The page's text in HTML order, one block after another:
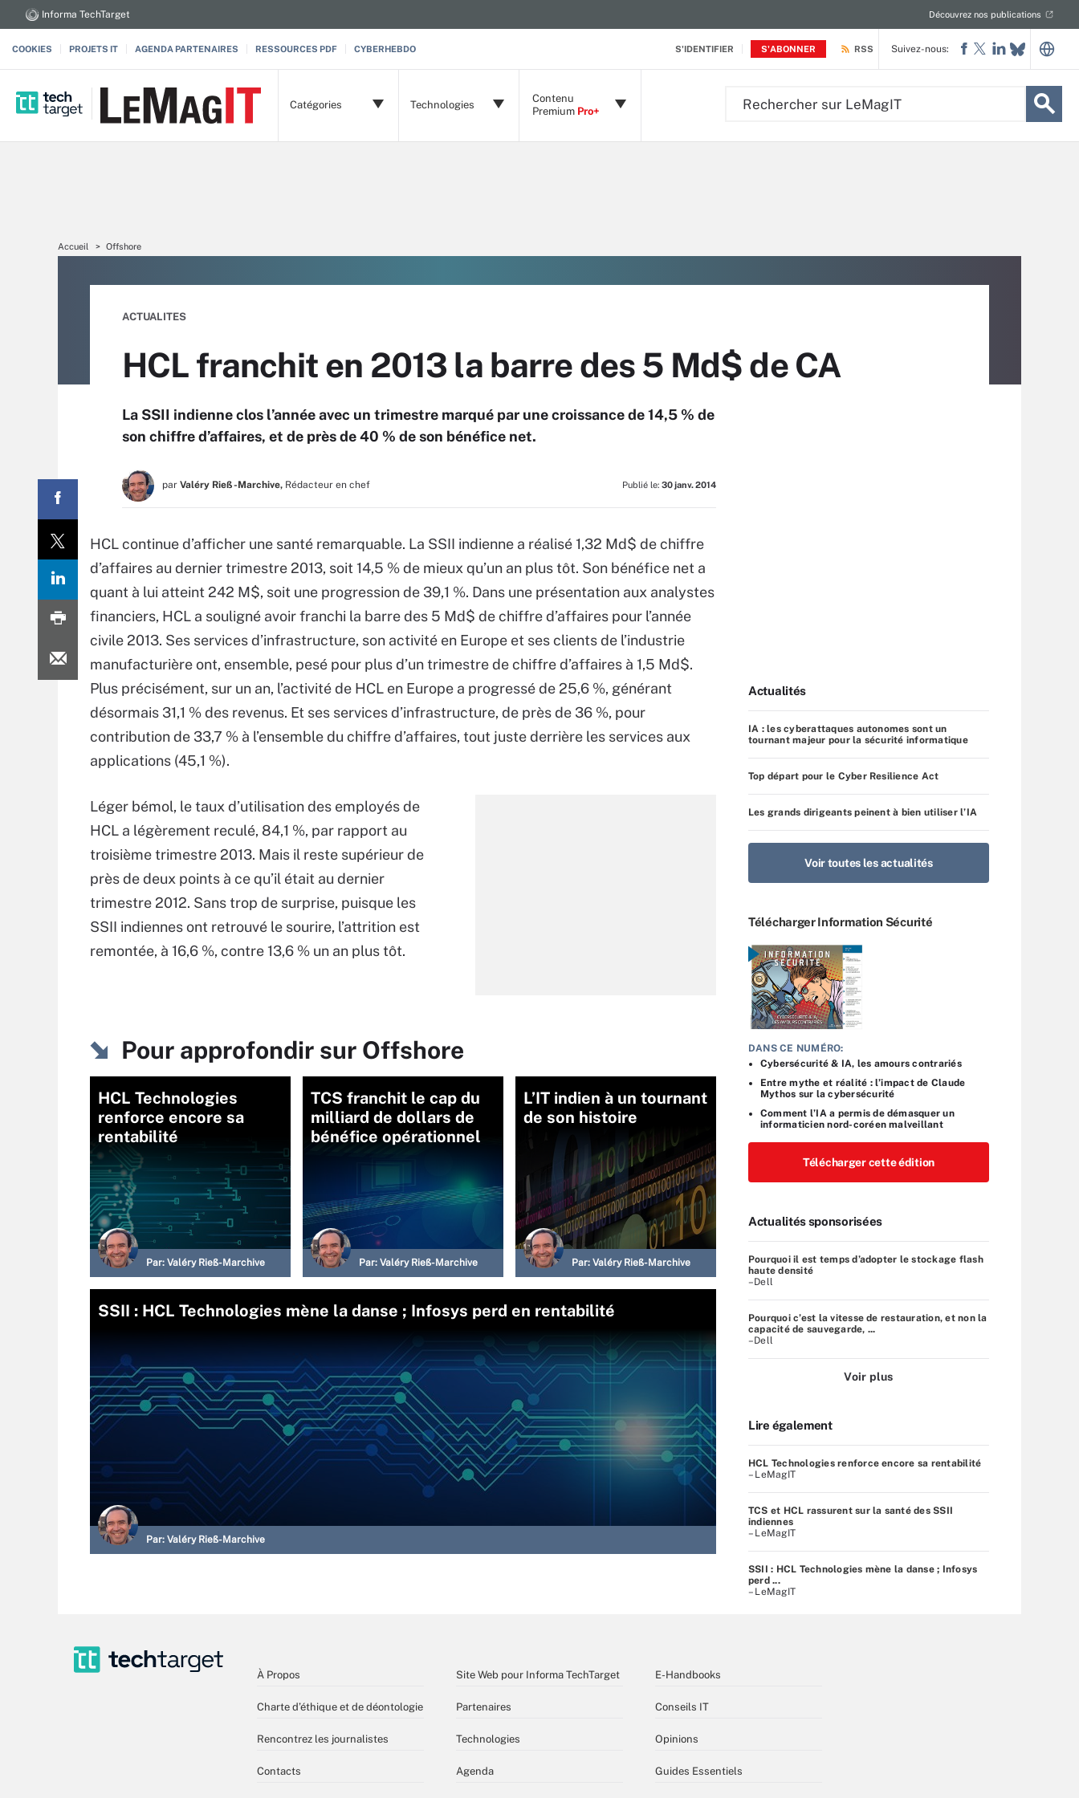
S'IDENTIFIER S'ABONNER
Informa TechTarget Découvrez nos publications
COOKIES PROJETS IT AGENDA PARTENAIRES RESSOURCES PDF CYBERHEBDO RSS
Catégories Technologies
Contenu
Premium Pro+
Suivez-nous:
Accueil Offshore
ACTUALITES
HCL franchit en 2013 la barre des 5 Md$ de CA
La SSII indienne clos l’année avec un trimestre marqué par une croissance de 14,5 % de
son chiffre d’affaires, et de près de 40 % de son bénéfice net.
par Valéry Rieß-Marchive, Rédacteur en chef Publié le: 30 janv. 2014
HCL continue d’afficher une santé remarquable. La SSII indienne a réalisé 1,32 Md$ de chiffre
d’affaires au dernier trimestre 2013, soit 14,5 % de mieux qu’un an plus tôt. Son bénéfice net a
quant à lui atteint 242 M$, soit une progression de 39,1 %. Dans une présentation aux analystes
financiers, HCL a souligné avoir franchi la barre des 5 Md$ de chiffre d’affaires pour l’année
civile 2013. Ses services d’infrastructure, son activité en Europe et ses clients de l’industrie
manufacturière ont, ensemble, pesé pour plus d’un trimestre de chiffre d’affaires à 1,5 Md$.
Plus précisément, sur un an, l’activité de HCL en Europe a progressé de 25,6 %, générant
désormais 31,1 % des revenus. Et ses services d’infrastructure, de près de 36 %, pour
contribution de 33,7 % à l’ensemble du chiffre d’affaires, tout juste derrière les services aux
applications (45,1 %).
Léger bémol, le taux d’utilisation des employés de
HCL a légèrement reculé, 84,1 %, par rapport au
troisième trimestre 2013. Mais il reste supérieur de
près de deux points à ce qu’il était au dernier
trimestre 2012. Sans trop de surprise, puisque les
SSII indiennes ont retrouvé le sourire, l’attrition est
remontée, à 16,6 %, contre 13,6 % un an plus tôt.
Pour approfondir sur Offshore
HCL Technologies
renforce encore sa
rentabilité
Par: Valéry Rieß-Marchive
TCS franchit le cap du
milliard de dollars de
bénéfice opérationnel
Par: Valéry Rieß-Marchive
L’IT indien à un tournant
de son histoire
Par: Valéry Rieß-Marchive
SSII : HCL Technologies mène la danse ; Infosys perd en rentabilité
Par: Valéry Rieß-Marchive
Actualités
IA : les cyberattaques autonomes sont un
tournant majeur pour la sécurité informatique
Top départ pour le Cyber Resilience Act
Les grands dirigeants peinent à bien utiliser l’IA
Voir toutes les actualités
Télécharger Information Sécurité
DANS CE NUMÉRO:
Cybersécurité & IA, les amours contrariés
Entre mythe et réalité : l’impact de Claude
Mythos sur la cybersécurité
Comment l’IA a permis de démasquer un
informaticien nord-coréen malveillant
Télécharger cette édition
Actualités sponsorisées
Pourquoi il est temps d’adopter le stockage flash
haute densité
–Dell
Pourquoi c’est la vitesse de restauration, et non la
capacité de sauvegarde, ...
–Dell
Voir plus
Lire également
HCL Technologies renforce encore sa rentabilité
– LeMagIT
TCS et HCL rassurent sur la santé des SSII
indiennes
– LeMagIT
SSII : HCL Technologies mène la danse ; Infosys
perd ...
– LeMagIT
À Propos
Charte d’éthique et de déontologie
Rencontrez les journalistes
Contacts
Site Web pour Informa TechTarget
Partenaires
Technologies
Agenda
E-Handbooks
Conseils IT
Opinions
Guides Essentiels